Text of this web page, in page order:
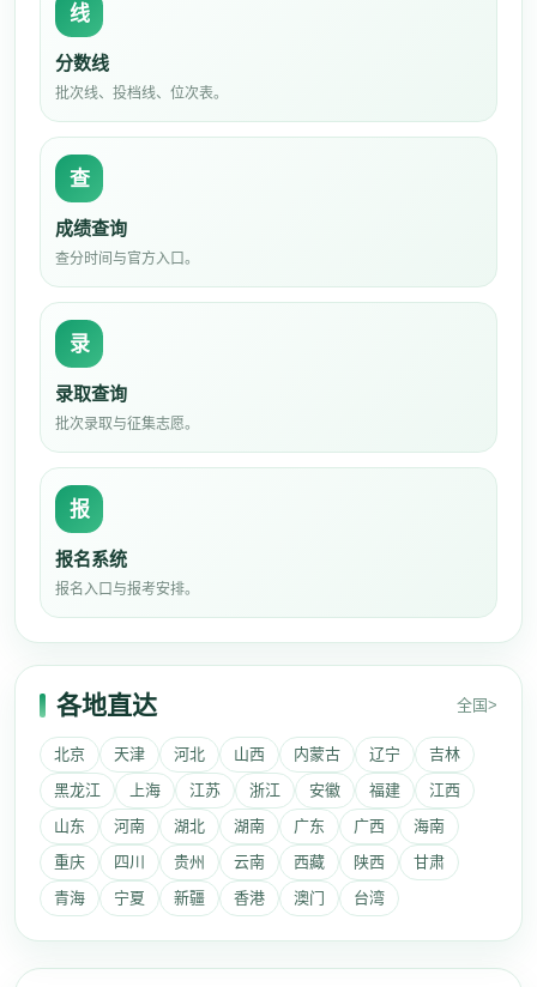
线
分数线
批次线、投档线、位次表。
查
成绩查询
查分时间与官方入口。
录
录取查询
批次录取与征集志愿。
报
报名系统
报名入口与报考安排。
各地直达 全国>
北京 天津 河北 山西 内蒙古 辽宁
吉林
黑龙江
上海 江苏 浙江 安徽 福建
江西
山东
河南 湖北 湖南 广东 广西
海南
重庆
四川 贵州 云南 西藏 陕西
甘肃
青海
宁夏 新疆 香港 澳门 台湾